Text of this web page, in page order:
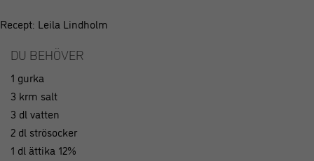
Recept: Leila Lindholm
DU BEHÖVER
1 gurka
3 krm salt
3 dl vatten
2 dl strösocker
1 dl ättika 12%